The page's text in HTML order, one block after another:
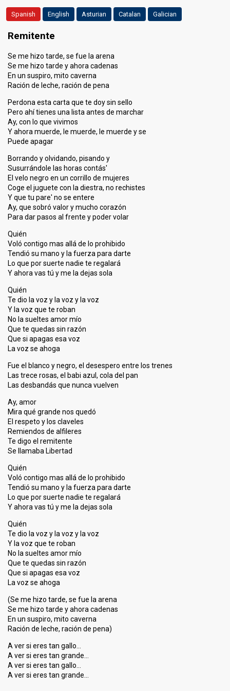
Spanish English Asturian Catalan Galician
Remitente
Se me hizo tarde, se fue la arena
Se me hizo tarde y ahora cadenas
En un suspiro, mito caverna
Ración de leche, ración de pena
Perdona esta carta que te doy sin sello
Pero ahí tienes una lista antes de marchar
Ay, con lo que vivimos
Y ahora muerde, le muerde, le muerde y se
Puede apagar
Borrando y olvidando, pisando y
Susurrándole las horas contás'
El velo negro en un corrillo de mujeres
Coge el juguete con la diestra, no rechistes
Y que tu pare' no se entere
Ay, que sobró valor y mucho corazón
Para dar pasos al frente y poder volar
Quién
Voló contigo mas allá de lo prohibido
Tendió su mano y la fuerza para darte
Lo que por suerte nadie te regalará
Y ahora vas tú y me la dejas sola
Quién
Te dio la voz y la voz y la voz
Y la voz que te roban
No la sueltes amor mío
Que te quedas sin razón
Que si apagas esa voz
La voz se ahoga
Fue el blanco y negro, el desespero entre los trenes
Las trece rosas, el babi azul, cola del pan
Las desbandás que nunca vuelven
Ay, amor
Mira qué grande nos quedó
El respeto y los claveles
Remiendos de alfileres
Te digo el remitente
Se llamaba Libertad
Quién
Voló contigo mas allá de lo prohibido
Tendió su mano y la fuerza para darte
Lo que por suerte nadie te regalará
Y ahora vas tú y me la dejas sola
Quién
Te dio la voz y la voz y la voz
Y la voz que te roban
No la sueltes amor mío
Que te quedas sin razón
Que si apagas esa voz
La voz se ahoga
(Se me hizo tarde, se fue la arena
Se me hizo tarde y ahora cadenas
En un suspiro, mito caverna
Ración de leche, ración de pena)
A ver si eres tan gallo…
A ver si eres tan grande…
A ver si eres tan gallo…
A ver si ereѕ tan grаnde…